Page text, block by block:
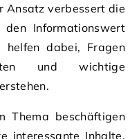
Ansatz verbessert die
den Informationswert
helfen dabei, Fragen
und wichtige
Thema beschäftigen
interessante Inhalte.